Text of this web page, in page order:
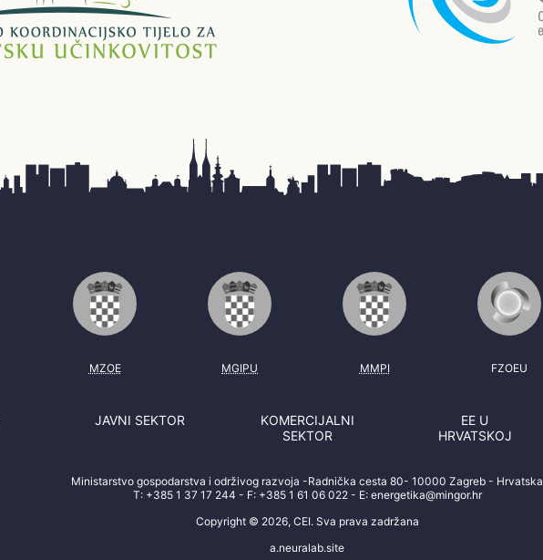
MZOE MGIPU MMPI FZOEU
JAVNI SEKTOR
KOMERCIJALNI
SEKTOR
EE U
HRVATSKOJ
Ministarstvo gospodarstva i održivog razvoja -Radnička cesta 80- 10000 Zagreb - Hrvatska
T: +385 1 37 17 244 - F: +385 1 61 06 022- E: energetika@mingor.hr
Copyright © 2026, CEI. Sva prava zadržana
a.neuralab.site